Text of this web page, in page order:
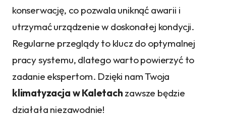
konserwację, co pozwala uniknąć awarii i
utrzymać urządzenie w doskonałej kondycji.
Regularne przeglądy to klucz do optymalnej
pracy systemu, dlatego warto powierzyć to
zadanie ekspertom. Dzięki nam Twoja
klimatyzacja w Kaletach zawsze będzie
działała niezawodnie!